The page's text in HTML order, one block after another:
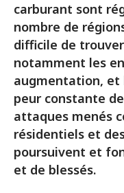
carburant sont
nombre de
difficile de
notamment les
augmentation, et
peur constante
attaques menés
résidentiels et
poursuivent et
et de blessés.